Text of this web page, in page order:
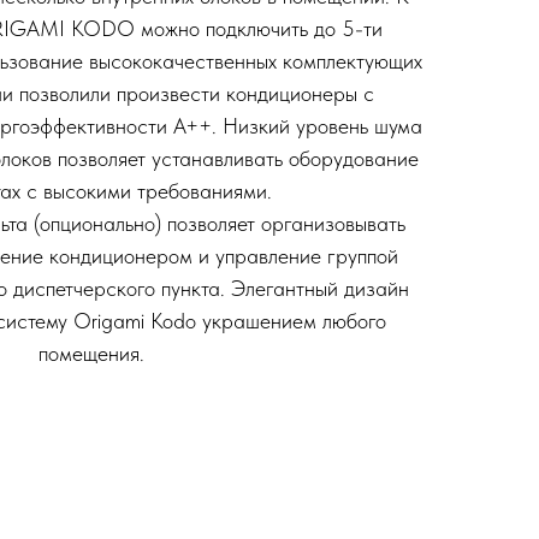
KODO можно подключить до 5-ти
высококачественных комплектующих
позволили произвести кондиционеры с
А++. Низкий уровень шума
позволяет устанавливать оборудование
с высокими требованиями.
(опционально) позволяет организовывать
кондиционером и управление группой
диспетчерcкого пункта. Элегантный дизайн
Origami Kodo украшением любого
помещения.